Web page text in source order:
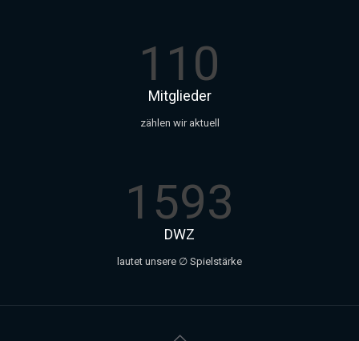
110
Mitglieder
zählen wir aktuell
1593
DWZ
lautet unsere ∅ Spielstärke